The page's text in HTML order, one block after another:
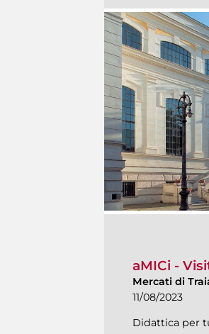
aMICi -
Mercati di
11/08/2023
Didattica per